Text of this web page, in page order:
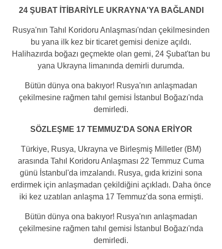
24 ŞUBAT İTİBARİYLE UKRAYNA'YA BAĞLANDI
Rusya'nın Tahıl Koridoru Anlaşması'ndan çekilmesinden
bu yana ilk kez bir ticaret gemisi denize açıldı.
Halihazırda boğazı geçmekte olan gemi, 24 Şubat'tan bu
yana Ukrayna limanında demirli durumda.
Bütün dünya ona bakıyor! Rusya'nın anlaşmadan
çekilmesine rağmen tahıl gemisi İstanbul Boğazı'nda
demirledi.
SÖZLEŞME 17 TEMMUZ'DA SONA ERİYOR
Türkiye, Rusya, Ukrayna ve Birleşmiş Milletler (BM)
arasında Tahıl Koridoru Anlaşması 22 Temmuz Cuma
günü İstanbul'da imzalandı. Rusya, gıda krizini sona
erdirmek için anlaşmadan çekildiğini açıkladı. Daha önce
iki kez uzatılan anlaşma 17 Temmuz'da sona ermişti.
Bütün dünya ona bakıyor! Rusya'nın anlaşmadan
çekilmesine rağmen tahıl gemisi İstanbul Boğazı'nda
demirledi.